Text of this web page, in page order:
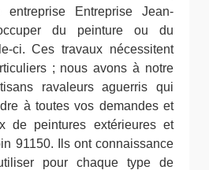
Entreprise Jean-
du peinture ou du
ci. Ces travaux nécessitent
; nous avons à notre
ravaleurs aguerris qui
à toutes vos demandes et
de peintures extérieures et
91150. Ils ont connaissance
pour chaque type de